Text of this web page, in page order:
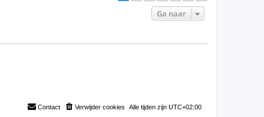
Ga naar
Alle tijden zijn UTC+02:00
Verwijder cookies
Contact